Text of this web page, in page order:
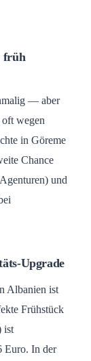
früh
— aber
wegen
in Göreme
Chance
und
Upgrade
Albanien ist
Frühstück
ist
Euro. In der